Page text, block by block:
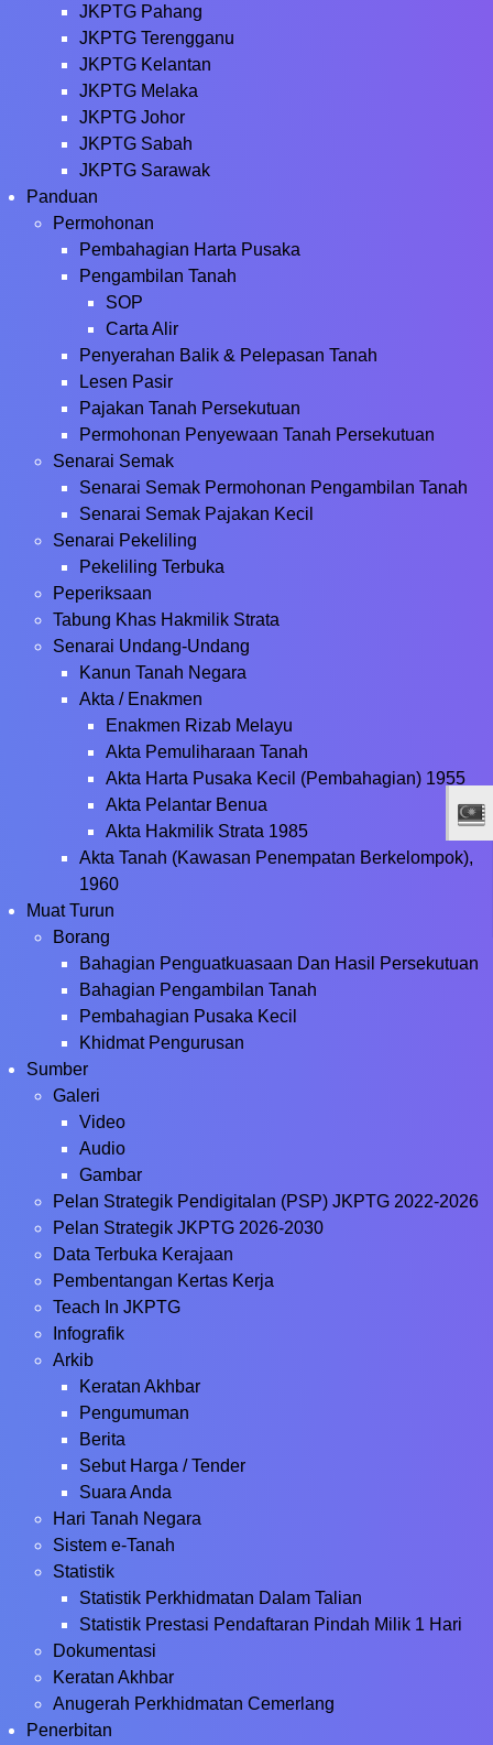
JKPTG Pahang
JKPTG Terengganu
JKPTG Kelantan
JKPTG Melaka
JKPTG Johor
JKPTG Sabah
JKPTG Sarawak
Panduan
Permohonan
Pembahagian Harta Pusaka
Pengambilan Tanah
SOP
Carta Alir
Penyerahan Balik & Pelepasan Tanah
Lesen Pasir
Pajakan Tanah Persekutuan
Permohonan Penyewaan Tanah Persekutuan
Senarai Semak
Senarai Semak Permohonan Pengambilan Tanah
Senarai Semak Pajakan Kecil
Senarai Pekeliling
Pekeliling Terbuka
Peperiksaan
Tabung Khas Hakmilik Strata
Senarai Undang-Undang
Kanun Tanah Negara
Akta / Enakmen
Enakmen Rizab Melayu
Akta Pemuliharaan Tanah
Akta Harta Pusaka Kecil (Pembahagian) 1955
Akta Pelantar Benua
Akta Hakmilik Strata 1985
Akta Tanah (Kawasan Penempatan Berkelompok),
1960
Muat Turun
Borang
Bahagian Penguatkuasaan Dan Hasil Persekutuan
Bahagian Pengambilan Tanah
Pembahagian Pusaka Kecil
Khidmat Pengurusan
Sumber
Galeri
Video
Audio
Gambar
Pelan Strategik Pendigitalan (PSP) JKPTG 2022-2026
Pelan Strategik JKPTG 2026-2030
Data Terbuka Kerajaan
Pembentangan Kertas Kerja
Teach In JKPTG
Infografik
Arkib
Keratan Akhbar
Pengumuman
Berita
Sebut Harga / Tender
Suara Anda
Hari Tanah Negara
Sistem e-Tanah
Statistik
Statistik Perkhidmatan Dalam Talian
Statistik Prestasi Pendaftaran Pindah Milik 1 Hari
Dokumentasi
Keratan Akhbar
Anugerah Perkhidmatan Cemerlang
Penerbitan